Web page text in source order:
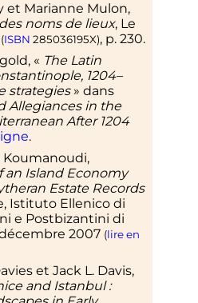
et Marianne Mulon,
noms de lieux, Le
(ISBN 285036195X), p. 230.
« The Latin
1204–
strategies » dans
Allegiances in the
After 1204
.
Koumanoudi,
an Island Economy
Estate Records
Istituto Ellenico di
e Postbizantini di
2007 (lire en
et Jack L. Davis,
and Istanbul :